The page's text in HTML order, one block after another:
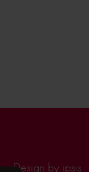
Design by ipsis